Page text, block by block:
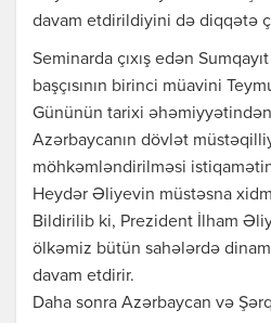
davam etdirildiyini də diqqətə
Seminarda çıxış edən
başçısının birinci müavini
Gününün tarixi əhəmiyyətindən
Azərbaycanın dövlət
möhkəmləndirilməsi
Heydər Əliyevin müstəsna
Bildirilib ki, Prezident İlham
ölkəmiz bütün sahələrdə
davam etdirir.
Daha sonra Azərbaycan və